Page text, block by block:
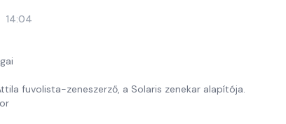
14:04
fuvolista-zeneszerző, a Solaris zenekar alapítója.